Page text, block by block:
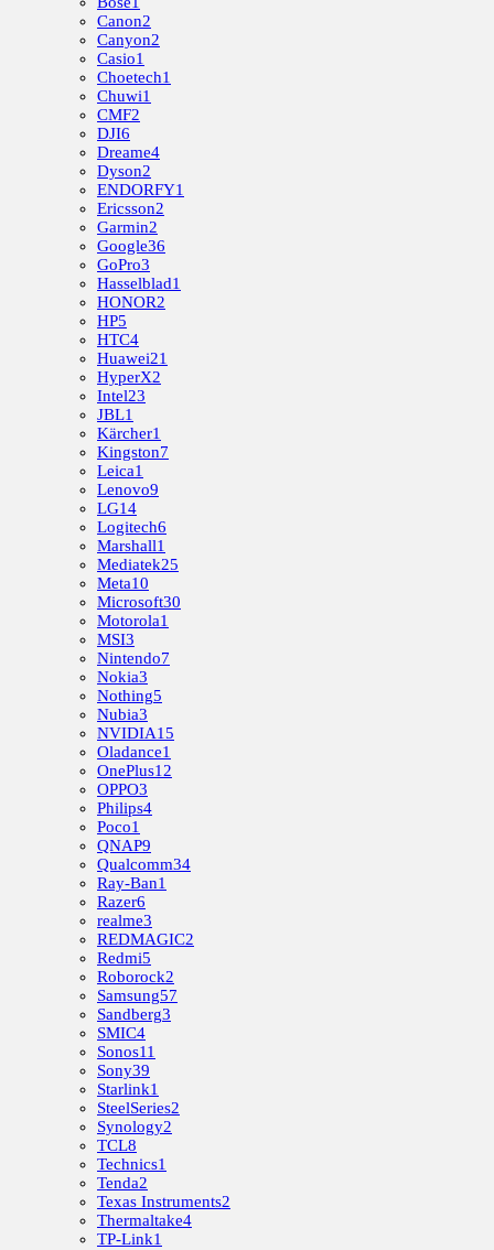
Canon2
Canyon2
Casio1
Choetech1
Chuwi1
CMF2
DJI6
Dreame4
Dyson2
ENDORFY1
Ericsson2
Garmin2
Google36
GoPro3
Hasselblad1
HONOR2
HP5
HTC4
Huawei21
HyperX2
Intel23
JBL1
Kärcher1
Kingston7
Leica1
Lenovo9
LG14
Logitech6
Marshall1
Mediatek25
Meta10
Microsoft30
Motorola1
MSI3
Nintendo7
Nokia3
Nothing5
Nubia3
NVIDIA15
Oladance1
OnePlus12
OPPO3
Philips4
Poco1
QNAP9
Qualcomm34
Ray-Ban1
Razer6
realme3
REDMAGIC2
Redmi5
Roborock2
Samsung57
Sandberg3
SMIC4
Sonos11
Sony39
Starlink1
SteelSeries2
Synology2
TCL8
Technics1
Tenda2
Texas Instruments2
Thermaltake4
TP-Link1